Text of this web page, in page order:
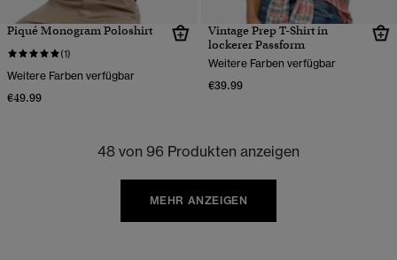
Piqué Monogram Poloshirt
(1)
Weitere Farben verfügbar
€49.99
Vintage Prep T-Shirt in
lockerer Passform
Weitere Farben verfügbar
€39.99
48 von 96 Produkten anzeigen
MEHR ANZEIGEN